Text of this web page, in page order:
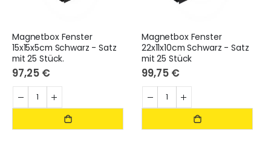
Magnetbox Fenster
15x15x5cm Schwarz - Satz
mit 25 Stück.
97,25 €
Magnetbox Fenster
22x11x10cm Schwarz - Satz
mit 25 Stück
99,75 €